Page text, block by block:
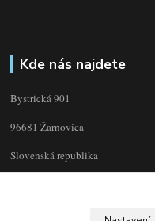
Kde nás najdete
Bystrická 901
96681 Žarnovica
Slovenská republika